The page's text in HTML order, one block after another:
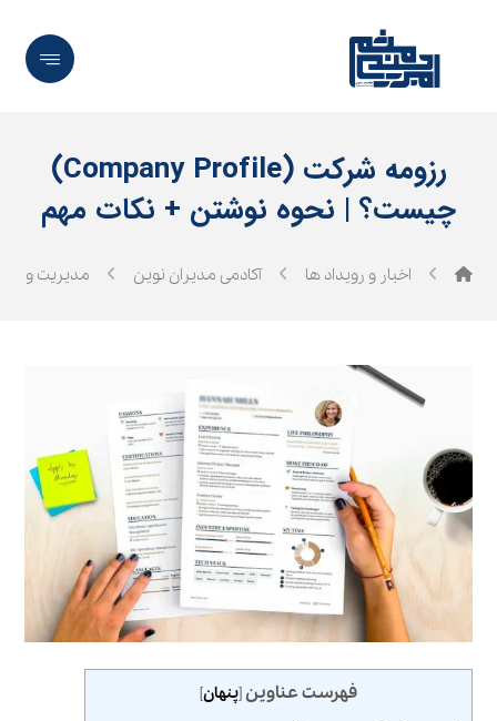
رزومه شرکت (Company Profile)
چیست؟ | نحوه نوشتن + نکات مهم
اخبار و رویداد ها آکادمی مدیران نوین مدیریت و
فهرست عناوین [پنهان]